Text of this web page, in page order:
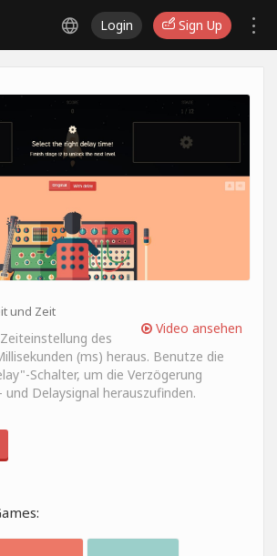
Login Sign Up
Video ansehen
und Zeit
des
(ms) heraus. Benutze die
Schalter, um die Verzögerung
und Delaysignal herauszufinden.